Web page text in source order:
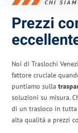
CHI
Prezzi
Noi di Traslochi
fattore cruciale
puntiamo sulla
soluzioni su misura.
di un trasloco in tutta
alta qualità a prezzi